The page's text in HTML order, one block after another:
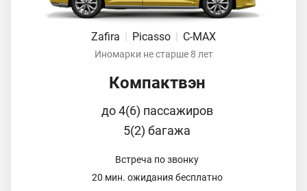
Zafira | Picasso | C-MAX
Иномарки не старше 8 лет
Компактвэн
до 4(6) пассажиров
5(2) багажа
Встреча по звонку
20 мин. ожидания бесплатно